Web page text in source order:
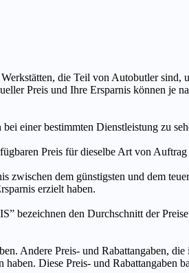
die Teil von Autobutler
Preis und Ihre Ersparnis können je
einer bestimmten Dienstleistung zu
Preis für dieselbe Art von
dem günstigsten und dem
erzielt haben.
den Durchschnitt der
Andere Preis- und Rabattangaben,
Diese Preis- und Rabattangaben